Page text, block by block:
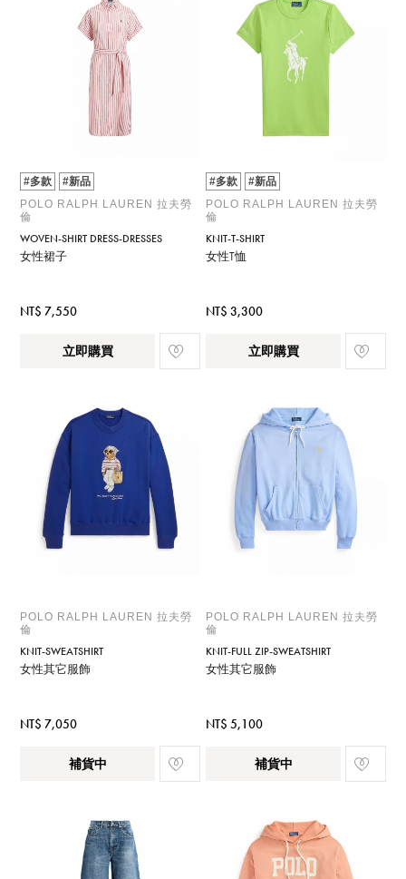
#多款
#新品
POLO RALPH LAUREN 拉夫勞
倫
WOVEN-SHIRT DRESS-DRESSES
女性裙子
NT$ 7,550
立即購買
#多款
#新品
POLO RALPH LAUREN 拉夫勞
倫
KNIT-T-SHIRT
女性T恤
NT$ 3,300
立即購買
POLO RALPH LAUREN 拉夫勞
倫
KNIT-SWEATSHIRT
女性其它服飾
NT$ 7,050
補貨中
POLO RALPH LAUREN 拉夫勞
倫
KNIT-FULL ZIP-SWEATSHIRT
女性其它服飾
NT$ 5,100
補貨中